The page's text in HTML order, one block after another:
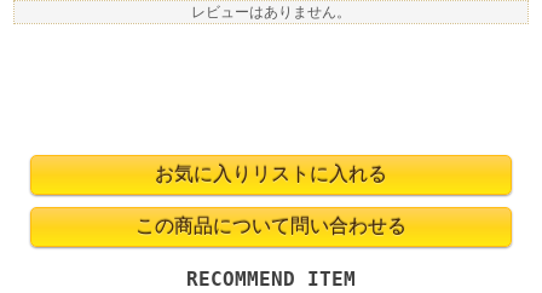
レビューはありません。
RECOMMEND ITEM